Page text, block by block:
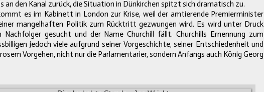
an den Kanal zurück, die Situation in Dünkirchen spitzt sich dramatisch zu.
es im Kabinett in London zur Krise, weil der amtierende Premierminister
mangelhaften Politik zum Rücktritt gezwungen wird. Es wird unter Druck
Nachfolger gesucht und der Name Churchill fällt. Churchills Ernennung zum
jedoch viele aufgrund seiner Vorgeschichte, seiner Entschiedenheit und
Vorgehen, nicht nur die Parlamentarier, sondern Anfangs auch König Georg